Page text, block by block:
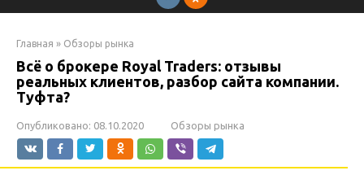
Главная » Обзоры рынка
Всё о брокере Royal Traders: отзывы
реальных клиентов, разбор сайта компании.
Туфта?
Опубликовано: 08.10.2020 Обзоры рынка